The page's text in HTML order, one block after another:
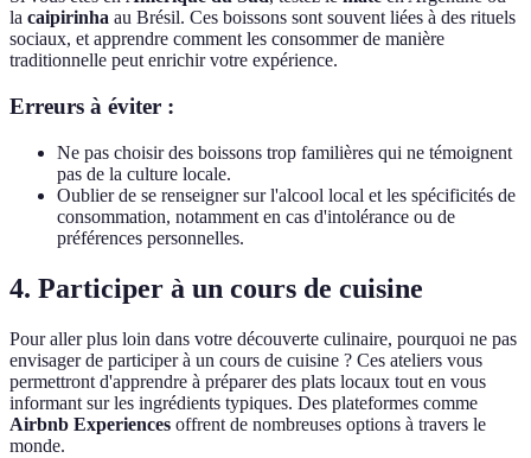
la caipirinha au Brésil. Ces boissons sont souvent liées à des rituels
sociaux, et apprendre comment les consommer de manière
traditionnelle peut enrichir votre expérience.
Erreurs à éviter :
Ne pas choisir des boissons trop familières qui ne témoignent
pas de la culture locale.
Oublier de se renseigner sur l'alcool local et les spécificités de
consommation, notamment en cas d'intolérance ou de
préférences personnelles.
4. Participer à un cours de cuisine
Pour aller plus loin dans votre découverte culinaire, pourquoi ne pas
envisager de participer à un cours de cuisine ? Ces ateliers vous
permettront d'apprendre à préparer des plats locaux tout en vous
informant sur les ingrédients typiques. Des plateformes comme
Airbnb Experiences offrent de nombreuses options à travers le
monde.